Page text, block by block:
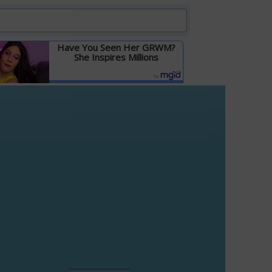
Have You Seen Her GRWM?
She Inspires Millions
Детальніше